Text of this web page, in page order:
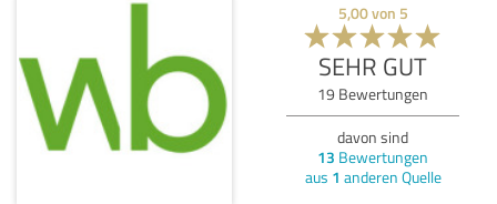
5,00von 5
SEHR GUT
19 Bewertungen
davon sind
13 Bewertungen
aus 1 anderen Quelle